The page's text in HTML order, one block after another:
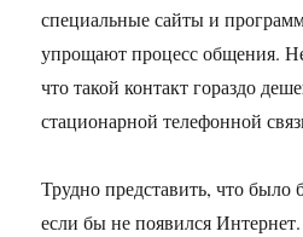
специальные сайты и
упрощают процесс общения.
что такой контакт гораздо
стационарной телефонной
Трудно представить, что было
если бы не появился